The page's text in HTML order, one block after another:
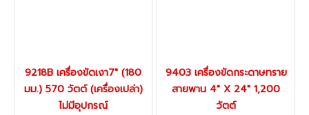
9218B เครื่องขัดเงา7" (180
มม.) 570 วัตต์ (เครื่องเปล่า)
ไม่มีอุปกรณ์
9403 เครื่องขัดกระดาษทราย
สายพาน 4" X 24" 1,200
วัตต์